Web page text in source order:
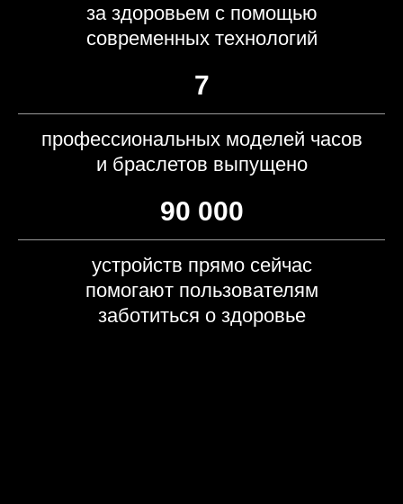
за здоровьем с помощью
современных технологий
7
профессиональных моделей часов
и браслетов выпущено
90 000
устройств прямо сейчас
помогают пользователям
заботиться о здоровье